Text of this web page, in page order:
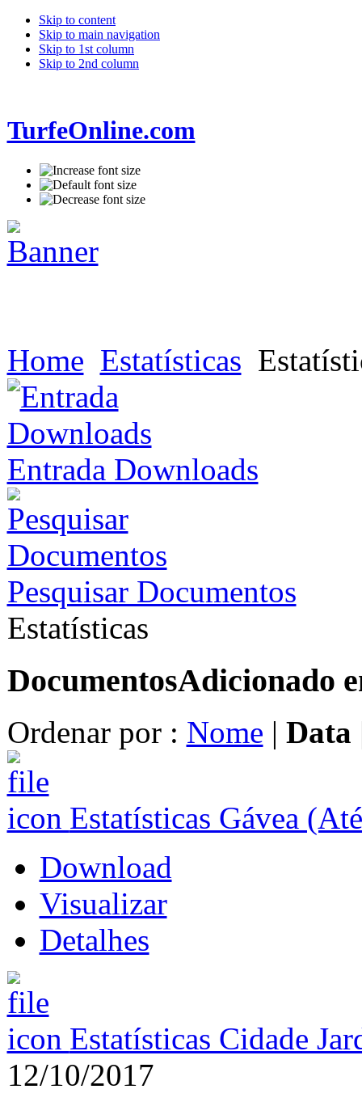
Skip to content
Skip to main navigation
Skip to 1st column
Skip to 2nd column
TurfeOnline.com
Home Estatísticas
Entrada Downloads
Pesquisar Documentos
Estatísticas
DocumentosAdicionado
Ordenar por : Nome | Data
Estatísticas Gávea
Download
Visualizar
Detalhes
Estatísticas Cidade
12/10/2017